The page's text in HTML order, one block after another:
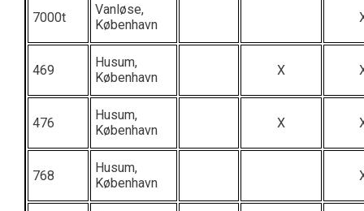
7000t
Vanløse,
København
469
Husum,
København
X
476
Husum,
København
X
768
Husum,
København